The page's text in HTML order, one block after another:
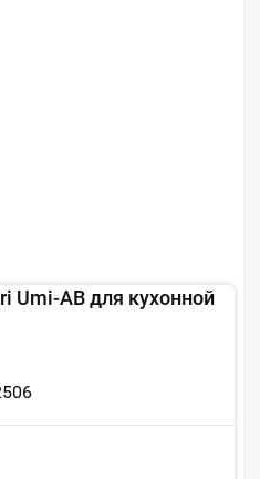
Umi-AB для кухонной